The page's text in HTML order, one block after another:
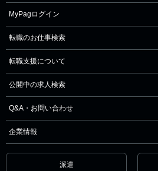
MyPagログイン
転職のお仕事検索
転職支援について
公開中の求人検索
Q&A・お問い合わせ
企業情報
派遣